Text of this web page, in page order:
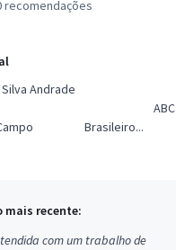
recomendações
Andrade
Campo Brasileiro...
mais recente:
com um trabalho de